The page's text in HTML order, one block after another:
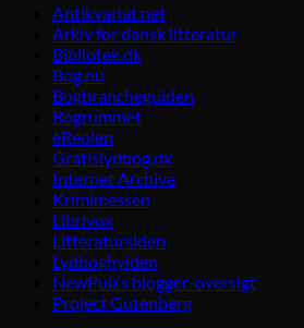
Antikvariat.net
Arkiv for dansk litteratur
Bibliotek.dk
Bog.nu
Bogbrancheguiden
Bogrummet
eReolen
Gratislydbog.dk
Internet Archive
Krimimessen
Librivox
Litteratursiden
Lydboghylden
NewPub's blogger-oversigt
Project Gutenberg